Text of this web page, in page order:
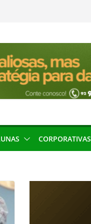
CORPORATIVAS